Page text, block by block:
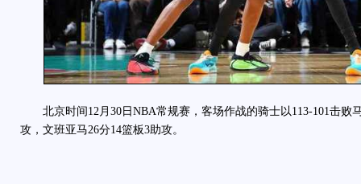
北京时间12月30日NBA常规赛，客场作战的骑士以113-101击败
攻，文班亚马26分14篮板3助攻。